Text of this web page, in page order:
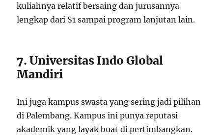
kuliahnya relatif bersaing dan jurusannya
lengkap dari S1 sampai program lanjutan lain.
7. Universitas Indo Global
Mandiri
Ini juga kampus swasta yang sering jadi pilihan
di Palembang. Kampus ini punya reputasi
akademik yang layak buat di pertimbangkan.